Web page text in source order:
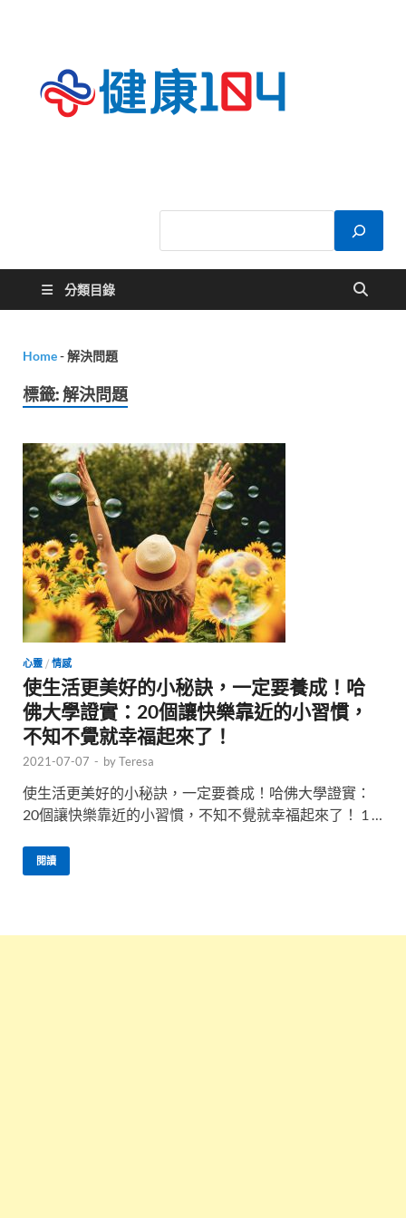
分類目錄
Home-解決問題
標籤:解決問題
心靈 / 情感
使生活更美好的小秘訣，一定要養成！哈
佛大學證實：20個讓快樂靠近的小習慣，
不知不覺就幸福起來了！
2021-07-07 - byTeresa
使生活更美好的小秘訣，一定要養成！哈佛大學證實：
20個讓快樂靠近的小習慣，不知不覺就幸福起來了！ 1 …
閱讀